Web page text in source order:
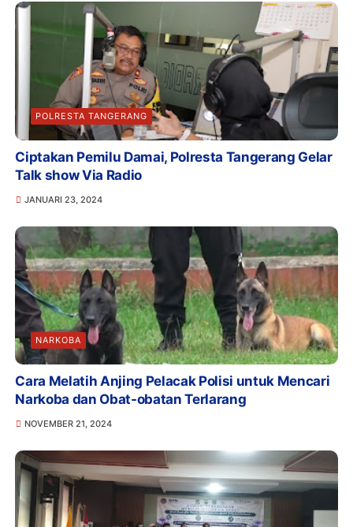
POLRESTA TANGERANG
Ciptakan Pemilu Damai, Polresta Tangerang Gelar
Talk show Via Radio
JANUARI 23, 2024
NARKOBA
Cara Melatih Anjing Pelacak Polisi untuk Mencari
Narkoba dan Obat-obatan Terlarang
NOVEMBER 21, 2024